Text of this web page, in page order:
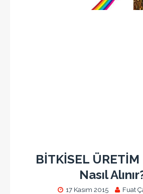
BİTKİSEL ÜRETİM
Nasıl
17 Kasım 2015 Fuat